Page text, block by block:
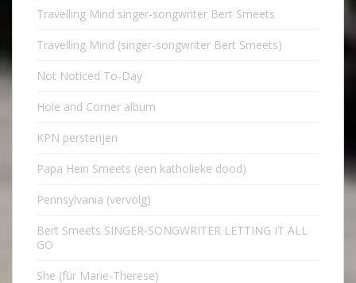
Travelling Mind singer-songwriter Bert Smeets
Travelling Mind (singer-songwriter Bert Smeets)
Not Noticed To-Day
Hole and Corner album
KPN persterijen
Papa Hein Smeets (een katholieke dood)
Pennsylvania (vervolg)
Bert Smeets SINGER-SONGWRITER LETTING IT ALL
GO
She (für Marie-Therese)